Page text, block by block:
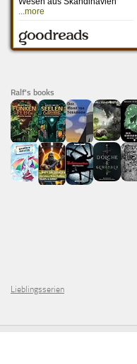
Ralf's books
Lieblingsserien